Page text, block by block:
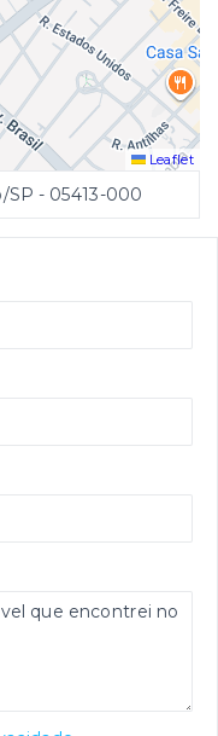
Leaflet
SP - 05413-000